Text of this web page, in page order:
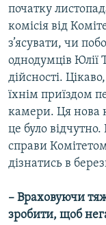
початку
комісія від
з’ясувати, чи
однодумців Юлії
дійсності.
їхнім приїздом
камери. Ця нова
це було
справи
дізнатись в
– Враховуючи
зробити, щоб